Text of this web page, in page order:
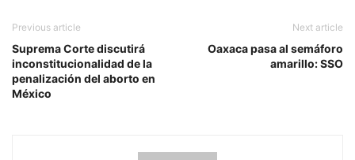
Previous article
Suprema Corte discutirá
inconstitucionalidad de la
penalización del aborto en
México
Next article
Oaxaca pasa al semáforo
amarillo: SSO